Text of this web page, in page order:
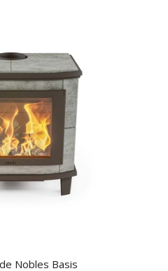
Nobles Basis